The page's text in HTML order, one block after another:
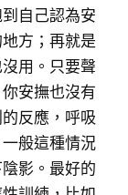
自己認為安
方；再就是
用。只要聲
安撫也沒有
反應，呼吸
般這種情況
影。最好的